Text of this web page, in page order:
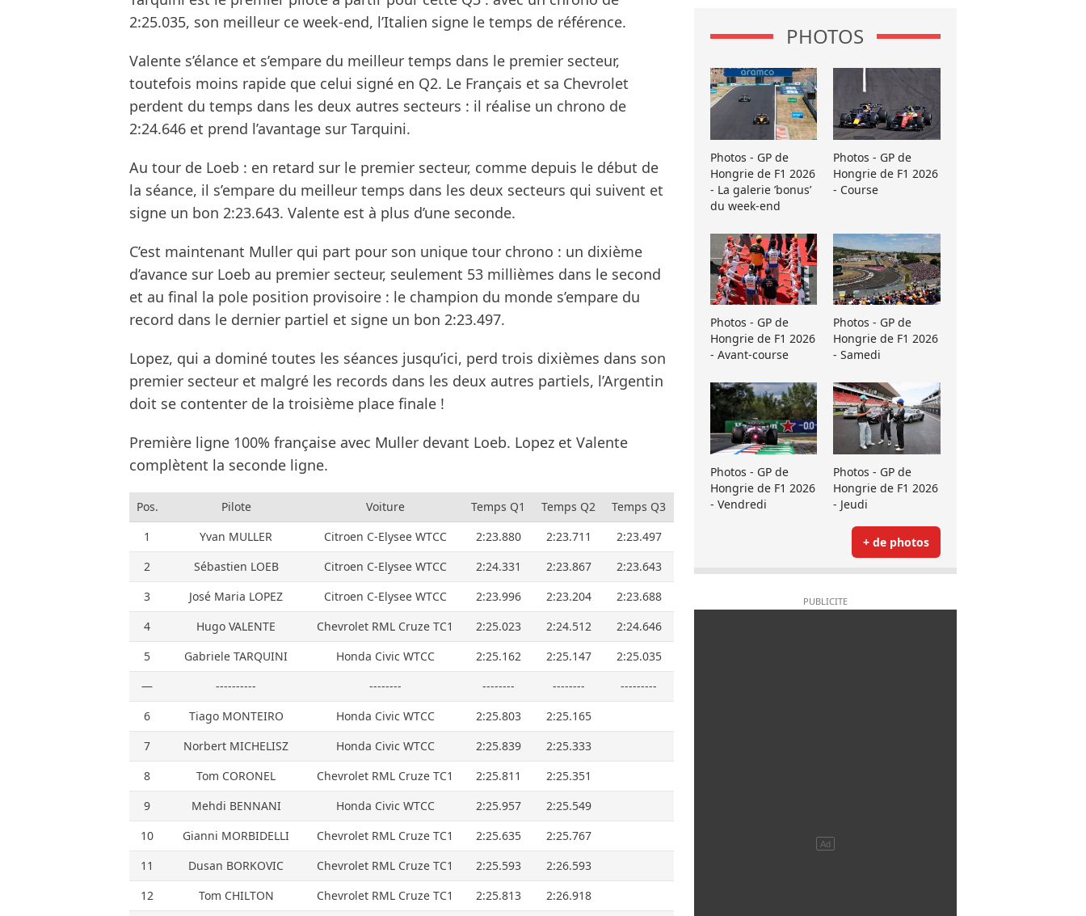
2:25.035, son meilleur ce week-end, l’Italien signe le temps de référence.
Valente s’élance et s’empare du meilleur temps dans le premier secteur,
toutefois moins rapide que celui signé en Q2. Le Français et sa Chevrolet
perdent du temps dans les deux autres secteurs : il réalise un chrono de
2:24.646 et prend l’avantage sur Tarquini.
Au tour de Loeb : en retard sur le premier secteur, comme depuis le début de
la séance, il s’empare du meilleur temps dans les deux secteurs qui suivent et
signe un bon 2:23.643. Valente est à plus d’une seconde.
C’est maintenant Muller qui part pour son unique tour chrono : un dixième
d’avance sur Loeb au premier secteur, seulement 53 millièmes dans le second
et au final la pole position provisoire : le champion du monde s’empare du
record dans le dernier partiel et signe un bon 2:23.497.
Lopez, qui a dominé toutes les séances jusqu’ici, perd trois dixièmes dans son
premier secteur et malgré les records dans les deux autres partiels, l’Argentin
doit se contenter de la troisième place finale !
Première ligne 100% française avec Muller devant Loeb. Lopez et Valente
complètent la seconde ligne.
Pos. Pilote Voiture Temps Q1 Temps Q2
Temps Q3
1
Yvan MULLER Citroen C-Elysee WTCC 2:23.880 2:23.711
2:23.497
2
Sébastien LOEB Citroen C-Elysee WTCC 2:24.331 2:23.867
2:23.643
3
José Maria LOPEZ Citroen C-Elysee WTCC 2:23.996 2:23.204
2:23.688
4
Hugo VALENTE Chevrolet RML Cruze TC1 2:25.023 2:24.512
2:24.646
5
Gabriele TARQUINI Honda Civic WTCC 2:25.162 2:25.147
2:25.035
—
---------- -------- -------- --------
---------
6
Tiago MONTEIRO Honda Civic WTCC 2:25.803
2:25.165
7
Norbert MICHELISZ Honda Civic WTCC 2:25.839
2:25.333
8
Tom CORONEL Chevrolet RML Cruze TC1 2:25.811
2:25.351
9
Mehdi BENNANI Honda Civic WTCC 2:25.957
2:25.549
10
Gianni MORBIDELLI Chevrolet RML Cruze TC1 2:25.635
2:25.767
11
Dusan BORKOVIC Chevrolet RML Cruze TC1 2:25.593
2:26.593
12
Tom CHILTON Chevrolet RML Cruze TC1 2:25.813 2:26.918
PHOTOS
Photos - GP de
Hongrie de F1 2026
- La galerie ’bonus’
du week-end
Photos - GP de
Hongrie de F1 2026
- Course
Photos - GP de
Hongrie de F1 2026
- Avant-course
Photos - GP de
Hongrie de F1 2026
- Samedi
Photos - GP de
Hongrie de F1 2026
- Vendredi
Photos - GP de
Hongrie de F1 2026
- Jeudi
+ de photos